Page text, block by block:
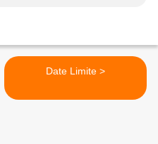
Date Limite >